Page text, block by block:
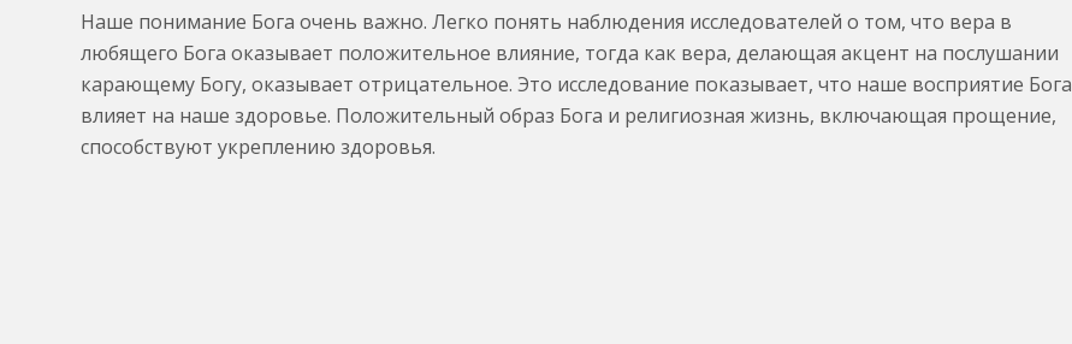
Наше понимание Бога очень важно. Легко понять наблюдения исследователей о том, что вера в
любящего Бога оказывает положительное влияние, тогда как вера, делающая акцент на послушании
карающему Богу, оказывает отрицательное. Это исследование показывает, что наше восприятие Бога
влияет на наше здоровье. Положительный образ Бога и религиозная жизнь, включающая прощение,
способствуют укреплению здоровья.